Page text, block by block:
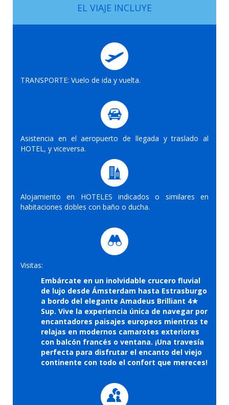
EL VIAJE INCLUYE
TRANSPORTE: Vuelo de ida y vuelta.
Asistencia en el aeropuerto de llegada y traslado al
HOTEL, y viceversa.
Alojamiento en HOTELES indicados o similares en
habitaciones dobles con baño o ducha.
Visitas:
Embárcate en un inolvidable crucero fluvial
de lujo desde Ámsterdam hasta Estrasburgo
a bordo del elegante Amadeus Brilliant 4★
Sup. Vive la experiencia única de navegar por
encantadores paisajes europeos mientras te
relajas en modernos camarotes exteriores
con balcón francés o ventana. ¡Una travesía
perfecta para disfrutar el encanto del viejo
continente con todo el confort que mereces!